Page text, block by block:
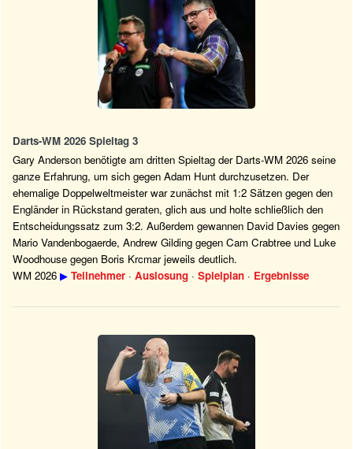
Darts-WM 2026 Spieltag 3
Gary Anderson benötigte am dritten Spieltag der Darts-WM 2026 seine
ganze Erfahrung, um sich gegen Adam Hunt durchzusetzen. Der
ehemalige Doppelweltmeister war zunächst mit 1:2 Sätzen gegen den
Engländer in Rückstand geraten, glich aus und holte schließlich den
Entscheidungssatz zum 3:2. Außerdem gewannen David Davies gegen
Mario Vandenbogaerde, Andrew Gilding gegen Cam Crabtree und Luke
Woodhouse gegen Boris Krcmar jeweils deutlich.
WM 2026 ▶ Teilnehmer · Auslosung · Spielplan · Ergebnisse